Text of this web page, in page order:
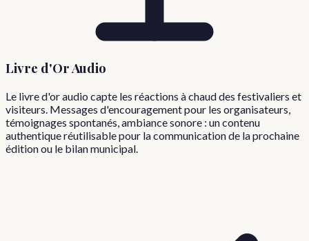
Livre d'Or Audio
Le livre d'or audio capte les réactions à chaud des festivaliers et
visiteurs. Messages d'encouragement pour les organisateurs,
témoignages spontanés, ambiance sonore : un contenu
authentique réutilisable pour la communication de la prochaine
édition ou le bilan municipal.